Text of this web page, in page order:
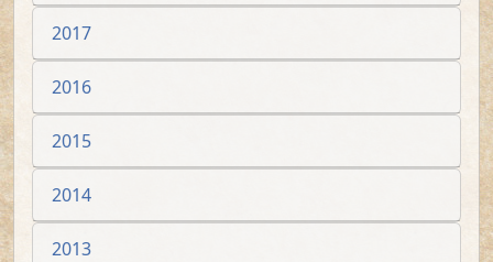
2017
2016
2015
2014
2013